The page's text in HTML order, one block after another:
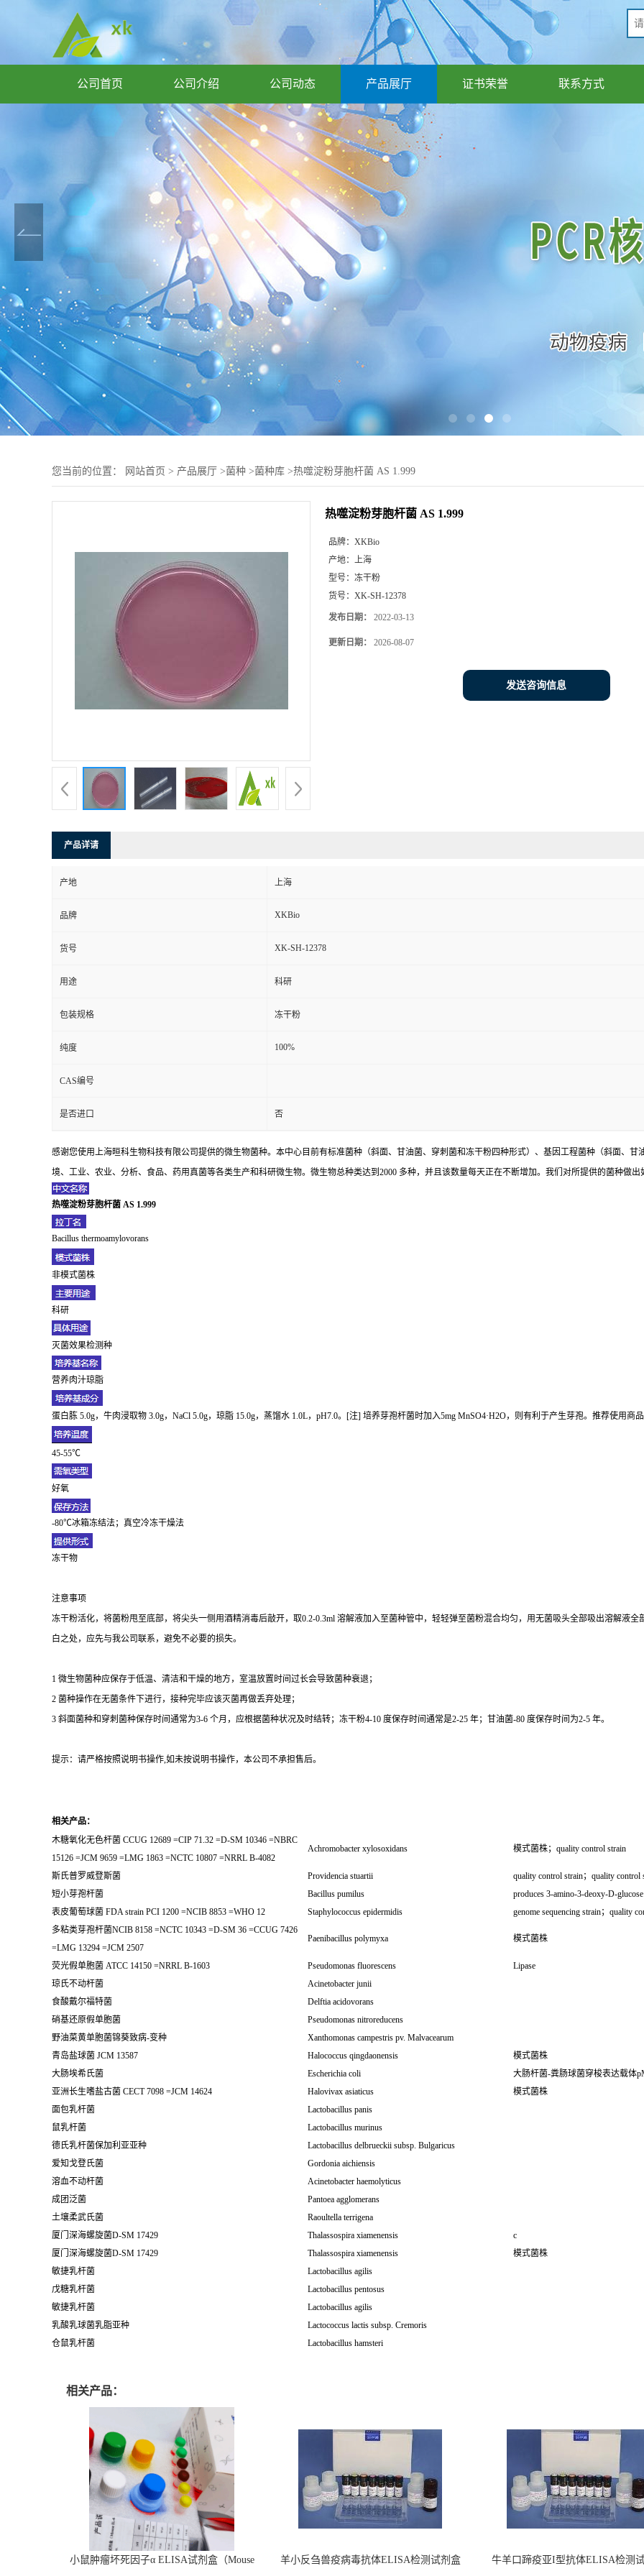
公司首页 公司介绍 公司动态 产品展厅 证书荣誉 联系方式
您当前的位置： 网站首页 > 产品展厅 >菌种 >菌种库 >热噬淀粉芽胞杆菌 AS 1.999
热噬淀粉芽胞杆菌 AS 1.999
品牌： XKBio
产地： 上海
型号： 冻干粉
货号： XK-SH-12378
发布日期： 2022-03-13
更新日期： 2026-08-07
发送咨询信息
产品详请
产地 上海
品牌 XKBio
货号 XK-SH-12378
用途 科研
包装规格 冻干粉
纯度 100%
CAS编号
是否进口 否
感谢您使用上海晅科生物科技有限公司提供的微生物菌种。本中心目前有标准菌种（斜面、甘油菌、穿刺菌和冻干粉四种形式）、基因工程菌种（斜面、
境、工业、农业、分析、食品、药用真菌等各类生产和科研微生物。微生物总种类达到2000 多种，并且该数量每天正在不断增加。我们对所提供的菌种做出
热噬淀粉芽胞杆菌 AS 1.999
Bacillus thermoamylovorans
非模式菌株
科研
灭菌效果检测种
营养肉汁琼脂
蛋白胨 5.0g，牛肉浸取物 3.0g，NaCl 5.0g，琼脂 15.0g，蒸馏水 1.0L，pH7.0。[注] 培养芽孢杆菌时加入5mg MnSO4·H2O，则有利于产生芽孢。推荐使用商品
45-55℃
好氧
-80℃冰箱冻结法；真空冷冻干燥法
冻干物
注意事项
冻干粉活化，将菌粉甩至底部，将尖头一侧用酒精消毒后敲开，取0.2-0.3ml 溶解液加入至菌种管中，轻轻弹至菌粉混合均匀，用无菌吸头全部吸出溶解液
白之处，应先与我公司联系，避免不必要的损失。
1 微生物菌种应保存于低温、清洁和干燥的地方，室温放置时间过长会导致菌种衰退；
2 菌种操作在无菌条件下进行，接种完毕应该灭菌再做丢弃处理；
3 斜面菌种和穿刺菌种保存时间通常为3-6 个月，应根据菌种状况及时结转；冻干粉4-10 度保存时间通常是2-25 年；甘油菌-80 度保存时间为2-5 年。
提示：请严格按照说明书操作,如未按说明书操作，本公司不承担售后。
相关产品：
木糖氧化无色杆菌 CCUG 12689 =CIP 71.32 =D-SM 10346 =NBRC
15126 =JCM 9659 =LMG 1863 =NCTC 10807 =NRRL B-4082
Achromobacter xylosoxidans 模式菌株；quality control strain
斯氏普罗威登斯菌 Providencia stuartii
quality control strain；quality
短小芽孢杆菌
Bacillus pumilus
produces 3-amino-3-deoxy-D-glucose
表皮葡萄球菌 FDA strain PCI 1200 =NCIB 8853 =WHO 12
Staphylococcus epidermidis
genome sequencing strain；quality
多粘类芽孢杆菌NCIB 8158 =NCTC 10343 =D-SM 36 =CCUG 7426
=LMG 13294 =JCM 2507
Paenibacillus polymyxa 模式菌株
荧光假单胞菌 ATCC 14150 =NRRL B-1603 Pseudomonas fluorescens
Lipase
琼氏不动杆菌
Acinetobacter junii
食酸戴尔福特菌
Delftia acidovorans
硝基还原假单胞菌
Pseudomonas nitroreducens
野油菜黄单胞菌锦葵致病-变种
Xanthomonas campestris pv. Malvacearum
青岛盐球菌 JCM 13587
Halococcus qingdaonensis
模式菌株
大肠埃希氏菌
Escherichia coli
大肠杆菌-粪肠球菌穿梭表达载体
亚洲长生嗜盐古菌 CECT 7098 =JCM 14624
Halovivax asiaticus
模式菌株
面包乳杆菌
Lactobacillus panis
鼠乳杆菌
Lactobacillus murinus
德氏乳杆菌保加利亚亚种
Lactobacillus delbrueckii subsp. Bulgaricus
爱知戈登氏菌
Gordonia aichiensis
溶血不动杆菌
Acinetobacter haemolyticus
成团泛菌
Pantoea agglomerans
土壤柔武氏菌
Raoultella terrigena
厦门深海螺旋菌D-SM 17429
Thalassospira xiamenensis
c
厦门深海螺旋菌D-SM 17429
Thalassospira xiamenensis
模式菌株
敏捷乳杆菌
Lactobacillus agilis
戊糖乳杆菌
Lactobacillus pentosus
敏捷乳杆菌
Lactobacillus agilis
乳酸乳球菌乳脂亚种
Lactococcus lactis subsp. Cremoris
仓鼠乳杆菌
Lactobacillus hamsteri
相关产品：
小鼠肿瘤坏死因子α ELISA试剂盒（Mouse
羊小反刍兽疫病毒抗体ELISA检测试剂盒
牛羊口蹄疫亚I型抗体ELISA检测